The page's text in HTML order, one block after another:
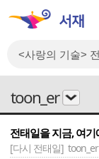
toon_er
전태일을 지금, 여
[다시 전태일]